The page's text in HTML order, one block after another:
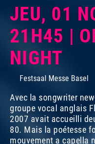
JEU, 01
21H45 |
NIGHT
Festsaal Messe Basel
Avec la songwriter
groupe vocal anglais
2007 avait accueilli
80. Mais la poétesse
mouvement a capella